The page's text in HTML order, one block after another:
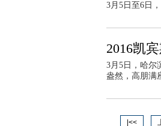
3月5日至6日
2016凯
3月5日，哈尔
盎然，高朋满
|<<